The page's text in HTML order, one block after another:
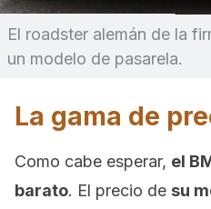
El roadster alemán de la
un modelo de pasarela.
La gama de
Como cabe esperar, el
barato. El precio de su